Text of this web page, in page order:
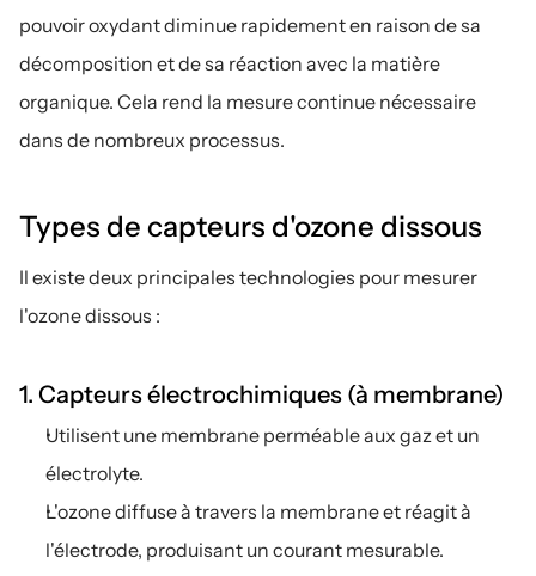
pouvoir oxydant diminue rapidement en raison de sa
décomposition et de sa réaction avec la matière
organique. Cela rend la mesure continue nécessaire
dans de nombreux processus.
Types de capteurs d'ozone dissous
Il existe deux principales technologies pour mesurer
l'ozone dissous :
1. Capteurs électrochimiques (à membrane)
Utilisent une membrane perméable aux gaz et un
électrolyte.
L'ozone diffuse à travers la membrane et réagit à
l'électrode, produisant un courant mesurable.